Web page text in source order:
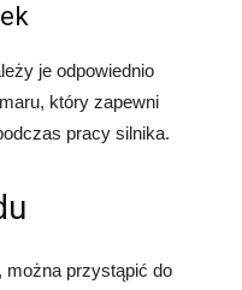
je odpowiednio
który zapewni
pracy silnika.
można przystąpić do